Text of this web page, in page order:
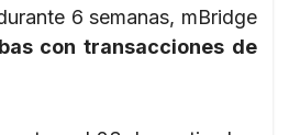
6 semanas, mBridge
con transacciones de